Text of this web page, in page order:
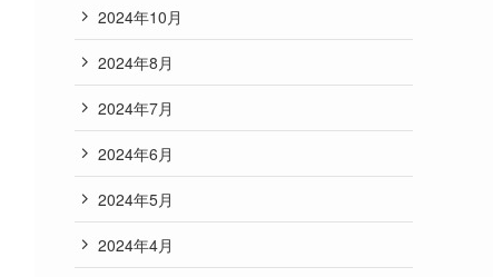
2024年10月
2024年8月
2024年7月
2024年6月
2024年5月
2024年4月